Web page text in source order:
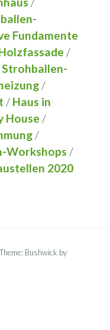
Fundamente
/
Strohballen-
/
/ Haus in
House /
/
Workshops /
2020
Theme: Bushwick by